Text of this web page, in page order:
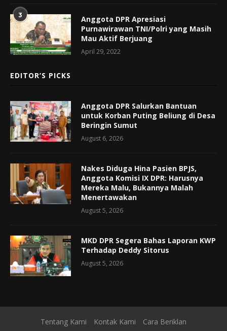
3
Anggota DPR Apresiasi
Purnawirawan TNI/Polri yang Masih
Mau Aktif Berjuang
April 29, 2022
EDITOR’S PICKS
Anggota DPR Salurkan Bantuan
untuk Korban Puting Beliung di Desa
Beringin Sumut
August 6, 2026
Nakes Diduga Hina Pasien BPJS,
Anggota Komisi IX DPR: Harusnya
Mereka Malu, Bukannya Malah
Menertawakan
August 5, 2026
MKD DPR Segera Bahas Laporan KWP
Terhadap Deddy Sitorus
August 5, 2026
Tentang Kami Kontak Kami
Cara Beriklan